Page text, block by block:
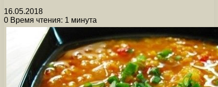
16.05.2018
0 Время чтения: 1 минута